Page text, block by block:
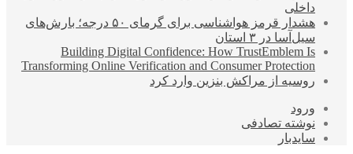
داخلی
هشدار قرمز هواشناسی برای گرمای ۵۰ درجه؛ بارش‌های
سیل‌آسا در ۳ استان
Building Digital Confidence: How TrustEmblem Is
Transforming Online Verification and Consumer Protection
روسیه از مراکش بنزین وارد کرد
ورود
نوشته تصادفی
سایدبار